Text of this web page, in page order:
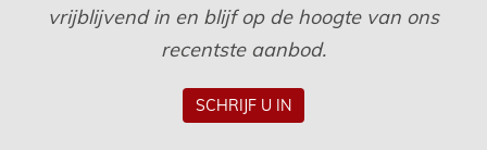
vrijblijvend in en blijf op de hoogte van ons
recentste aanbod.
SCHRIJF U IN